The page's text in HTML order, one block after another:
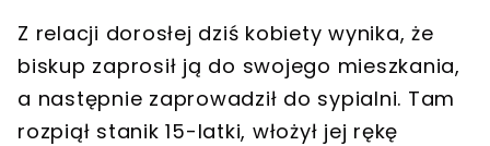
Z relacji dorosłej dziś kobiety wynika, że
biskup zaprosił ją do swojego mieszkania,
a następnie zaprowadził do sypialni. Tam
rozpiął stanik 15-latki, włożył jej rękę